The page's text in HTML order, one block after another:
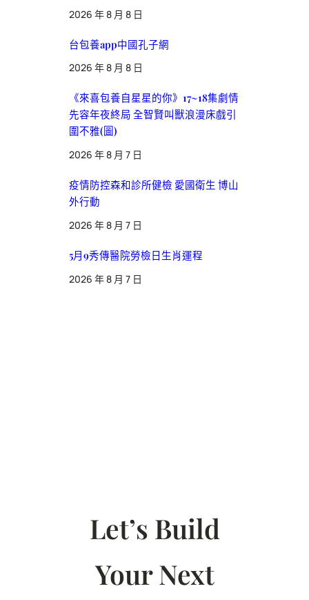
2026 年 8 月 8 日
台包養app中國孔子網
2026 年 8 月 8 日
《來喜包養自星星的你》17~18集劇情
先容年夜終局 全智賢叫獸浪漫床戲引
圍不雅(圖)
2026 年 8 月 7 日
疫情防控森和診所健檢 愛國衛生 博山
外行動
2026 年 8 月 7 日
5月9秀傳醫院勞檢日生肖運程
2026 年 8 月 7 日
Let’s Build
Your Next